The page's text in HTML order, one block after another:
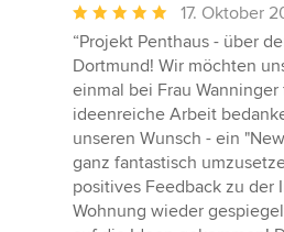
Durchschnittliche
Bewertung:
5
von
5
Sternen
17. Oktober
“Projekt Penthaus - über
Dortmund! Wir möchten
einmal bei Frau
ideenreiche Arbeit
unseren Wunsch - ein
ganz fantastisch
positives Feedback zu der
Wohnung wieder